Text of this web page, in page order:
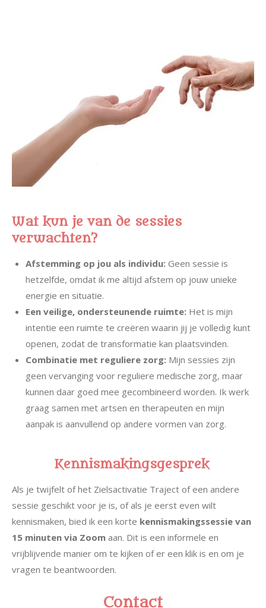
Wat kun je van de sessies
verwachten?
Afstemming op jou als individu: Geen sessie is
hetzelfde, omdat ik me altijd afstem op jouw unieke
energie en situatie.
Een veilige, ondersteunende ruimte: Het is mijn
intentie een ruimte te creëren waarin jij je volledig kunt
openen, zodat de transformatie kan plaatsvinden.
Combinatie met reguliere zorg: Mijn sessies zijn
geen vervanging voor reguliere medische zorg, maar
kunnen daar goed mee gecombineerd worden. Ik werk
graag samen met artsen en therapeuten en mijn
aanpak is aanvullend op andere vormen van zorg.
Kennismakingsgesprek
Als je twijfelt of het Zielsactivatie Traject of een andere
sessie geschikt voor je is, of als je eerst even wilt
kennismaken, bied ik een korte kennismakingssessie van
15 minuten via Zoom aan. Dit is een informele en
vrijblijvende manier om te kijken of er een klik is en om je
vragen te beantwoorden.
Contact